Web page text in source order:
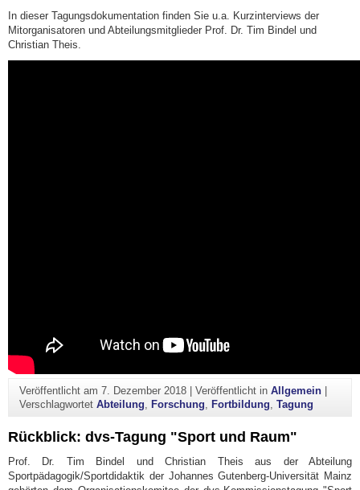
In dieser Tagungsdokumentation finden Sie u.a. Kurzinterviews der
Mitorganisatoren und Abteilungsmitglieder Prof. Dr. Tim Bindel und
Christian Theis.
Veröffentlicht am 7. Dezember 2018| Veröffentlicht in Allgemein|
Verschlagwortet Abteilung, Forschung, Fortbildung, Tagung
Rückblick: dvs-Tagung "Sport und Raum"
Prof. Dr. Tim Bindel und Christian Theis aus der Abteilung
Sportpädagogik/Sportdidaktik der Johannes Gutenberg-Universität Mainz